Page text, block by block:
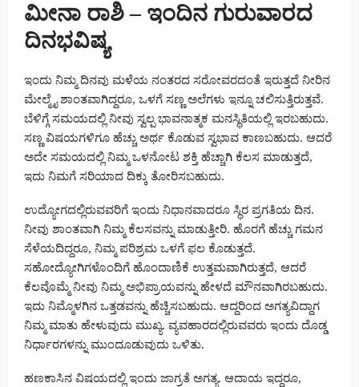
ಮೀನಾ ರಾಶಿ – ಇಂದಿನ ಗುರುವಾರದ
ದಿನಭವಿಷ್ಯ
ಇಂದು ನಿಮ್ಮ ದಿನವು ಮಳೆಯ ನಂತರದ ಸರೋವರದಂತೆ ಇರುತ್ತದೆ ನೀರಿನ
ಮೇಲ್ಮೈ ಶಾಂತವಾಗಿದ್ದರೂ, ಒಳಗೆ ಸಣ್ಣ ಅಲೆಗಳು ಇನ್ನೂ ಚಲಿಸುತ್ತಿರುತ್ತವೆ.
ಬೆಳಿಗ್ಗೆ ಸಮಯದಲ್ಲಿ ನೀವು ಸ್ವಲ್ಪ ಭಾವನಾತ್ಮಕ ಮನಸ್ಥಿತಿಯಲ್ಲಿ ಇರಬಹುದು.
ಸಣ್ಣ ವಿಷಯಗಳಿಗೂ ಹೆಚ್ಚು ಅರ್ಥ ಕೊಡುವ ಸ್ವಭಾವ ಕಾಣಬಹುದು. ಆದರೆ
ಅದೇ ಸಮಯದಲ್ಲಿ ನಿಮ್ಮ ಒಳನೋಟ ಶಕ್ತಿ ಹೆಚ್ಚಾಗಿ ಕೆಲಸ ಮಾಡುತ್ತದೆ,
ಇದು ನಿಮಗೆ ಸರಿಯಾದ ದಿಕ್ಕು ತೋರಿಸಬಹುದು.
ಉದ್ಯೋಗದಲ್ಲಿರುವವರಿಗೆ ಇಂದು ನಿಧಾನವಾದರೂ ಸ್ಥಿರ ಪ್ರಗತಿಯ ದಿನ.
ನೀವು ಶಾಂತವಾಗಿ ನಿಮ್ಮ ಕೆಲಸವನ್ನು ಮಾಡುತ್ತೀರಿ. ಹೊರಗೆ ಹೆಚ್ಚು ಗಮನ
ಸೆಳೆಯದಿದ್ದರೂ, ನಿಮ್ಮ ಪರಿಶ್ರಮ ಒಳಗೆ ಫಲ ಕೊಡುತ್ತದೆ.
ಸಹೋದ್ಯೋಗಿಗಳೊಂದಿಗೆ ಹೊಂದಾಣಿಕೆ ಉತ್ತಮವಾಗಿರುತ್ತದೆ, ಆದರೆ
ಕೆಲವೊಮ್ಮೆ ನೀವು ನಿಮ್ಮ ಅಭಿಪ್ರಾಯವನ್ನು ಹೇಳದೆ ಮೌನವಾಗಿರಬಹುದು.
ಇದು ನಿಮ್ಮೊಳಗಿನ ಒತ್ತಡವನ್ನು ಹೆಚ್ಚಿಸಬಹುದು. ಆದ್ದರಿಂದ ಅಗತ್ಯವಿದ್ದಾಗ
ನಿಮ್ಮ ಮಾತು ಹೇಳುವುದು ಮುಖ್ಯ. ವ್ಯವಹಾರದಲ್ಲಿರುವವರು ಇಂದು ದೊಡ್ಡ
ನಿರ್ಧಾರಗಳನ್ನು ಮುಂದೂಡುವುದು ಒಳಿತು.
ಹಣಕಾಸಿನ ವಿಷಯದಲ್ಲಿ ಇಂದು ಜಾಗ್ರತೆ ಅಗತ್ಯ. ಆದಾಯ ಇದ್ದರೂ,